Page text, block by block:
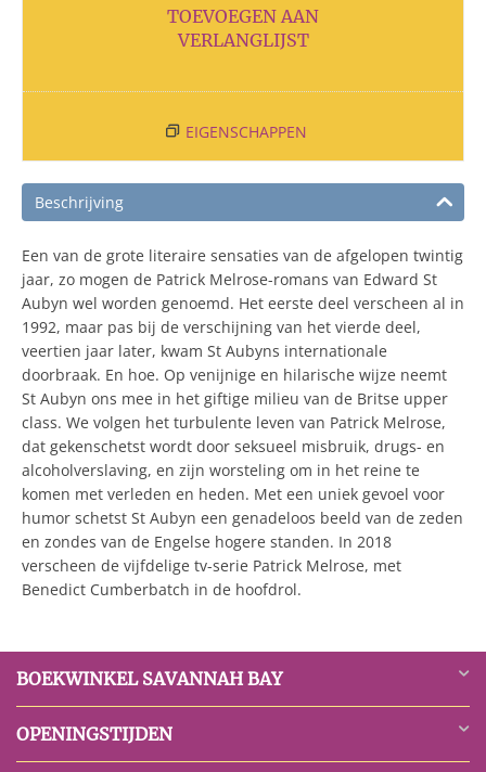
TOEVOEGEN AAN
VERLANGLIJST
EIGENSCHAPPEN
Beschrijving
Een van de grote literaire sensaties van de afgelopen twintig
jaar, zo mogen de Patrick Melrose-romans van Edward St
Aubyn wel worden genoemd. Het eerste deel verscheen al in
1992, maar pas bij de verschijning van het vierde deel,
veertien jaar later, kwam St Aubyns internationale
doorbraak. En hoe. Op venijnige en hilarische wijze neemt
St Aubyn ons mee in het giftige milieu van de Britse upper
class. We volgen het turbulente leven van Patrick Melrose,
dat gekenschetst wordt door seksueel misbruik, drugs- en
alcoholverslaving, en zijn worsteling om in het reine te
komen met verleden en heden. Met een uniek gevoel voor
humor schetst St Aubyn een genadeloos beeld van de zeden
en zondes van de Engelse hogere standen. In 2018
verscheen de vijfdelige tv-serie Patrick Melrose, met
Benedict Cumberbatch in de hoofdrol.
BOEKWINKEL SAVANNAH BAY
OPENINGSTIJDEN